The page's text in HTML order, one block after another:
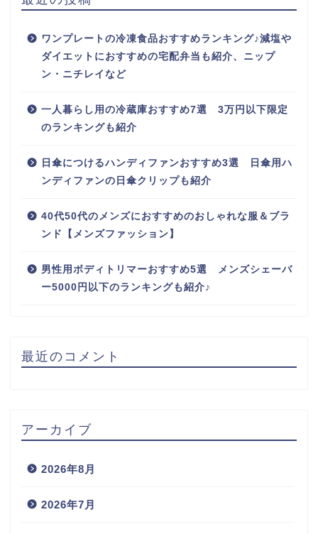
ワンプレートの冷凍食品おすすめランキング♪減塩や
ダイエットにおすすめの宅配弁当も紹介、ニップ
ン・ニチレイなど
一人暮らし用の冷蔵庫おすすめ7選 3万円以下限定
のランキングも紹介
日傘につけるハンディファンおすすめ3選 日傘用ハ
ンディファンの日傘クリップも紹介
40代50代のメンズにおすすめのおしゃれな服＆ブラ
ンド【メンズファッション】
男性用ボディトリマーおすすめ5選 メンズシェーバ
ー5000円以下のランキングも紹介♪
最近のコメント
アーカイブ
2026年8月
2026年7月